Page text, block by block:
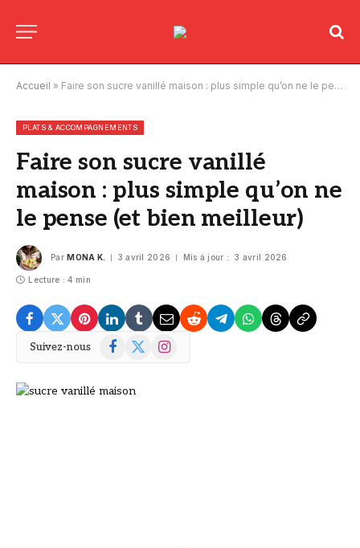
Accueil » Faire son sucre vanillé maison : plus simple qu’on ne le pense (et bien meilleur)
PLATS & ACCOMPAGNEMENTS
Faire son sucre vanillé
maison : plus simple qu’on ne
le pense (et bien meilleur)
Par MONA K. 3 avril 2026 Mis à jour : 3 avril 2026
Lecture : 4 min
Suivez-nous Facebook
X
Instagram